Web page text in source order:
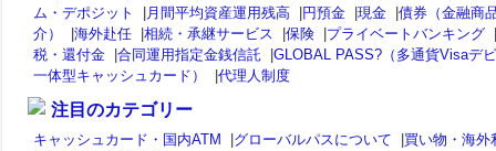
ム・デポジット
月間平均資産運用残高 円預金 現金
債券（金融商
介）
海外赴任 相続・承継サービス 保険 プライベートバンキング
税・還付金
合同運用指定金銭信託
GLOBAL PASS?（多通貨Visaデ
一体型キャッシュカード）
代理人制度
注目のカテゴリー
キャッシュカード・国内ATM グローバルパスについて
買い物・海外